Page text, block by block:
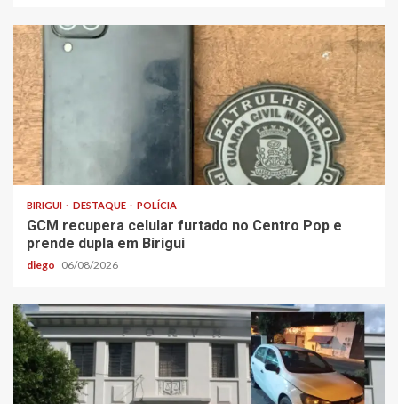
BIRIGUI DESTAQUE POLÍCIA
GCM recupera celular furtado no Centro Pop e
prende dupla em Birigui
diego 06/08/2026